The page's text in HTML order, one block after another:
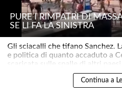
PURE I RIMPATRI DI
SE LI FA LA SINISTRA
Gli sciacalli che tifano Sanchez.
e politica di quanto accaduto a
scaricata sulle spalle di altri paesi..
Continua a